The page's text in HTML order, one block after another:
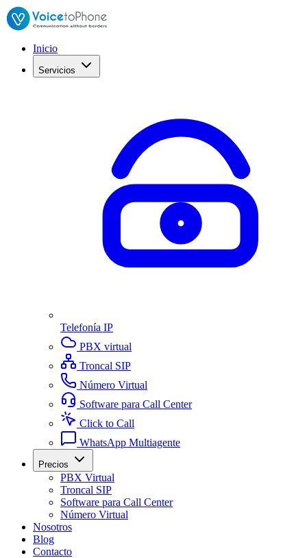
Inicio
Servicios
Telefonía IP
PBX virtual
Troncal SIP
Número Virtual
Software para Call Center
Click to Call
WhatsApp Multiagente
Precios
PBX Virtual
Troncal SIP
Software para Call Center
Número Virtual
Nosotros
Blog
Contacto